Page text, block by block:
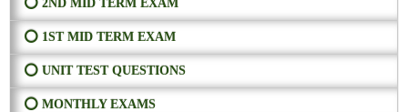
⭕ 2ND MID TERM EXAM
⭕ 1ST MID TERM EXAM
⭕ UNIT TEST QUESTIONS
⭕ MONTHLY EXAMS